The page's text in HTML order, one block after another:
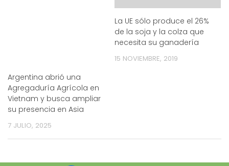
Argentina abrió una
Agregaduría Agrícola en
Vietnam y busca ampliar
su presencia en Asia
7 JULIO, 2025
La UE sólo produce el 26%
de la soja y la colza que
necesita su ganadería
15 NOVIEMBRE, 2019